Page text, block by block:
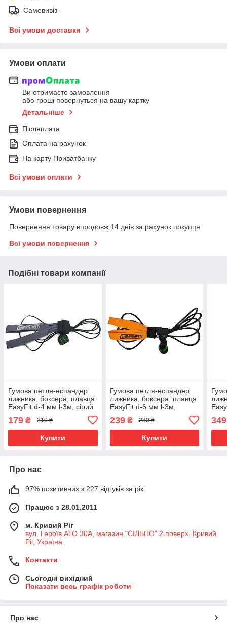
Самовивіз
Всі умови доставки
Умови оплати
Ви отримаєте замовлення
або гроші повернуться на вашу картку
Детальніше
Післяплата
Оплата на рахунок
На карту Приватбанку
Всі умови оплати
Умови повернення
Повернення товару впродовж 14 днів за рахунок покупця
Всі умови повернення
Подібні товари компанії
Гумова петля-еспандер
лижника, боксера, плавця
EasyFit d-4 мм l-3м, сірий
179 ₴ 210 ₴
Купити
Гумова петля-еспандер
лижника, боксера, плавця
EasyFit d-6 мм l-3м,
239₴ 280 ₴
Купити
349
Про нас
97% позитивних з 227 відгуків за рік
Працює з 28.01.2011
м. Кривий Ріг
вул. Героїв АТО 30А, магазин "СІЛЬПО" 2 поверх, Кривий
Ріг, Україна
Контакти
Сьогодні вихідний
Показати весь графік роботи
Про нас